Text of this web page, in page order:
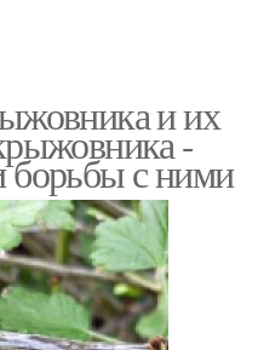
и их
-
борьбы с ними